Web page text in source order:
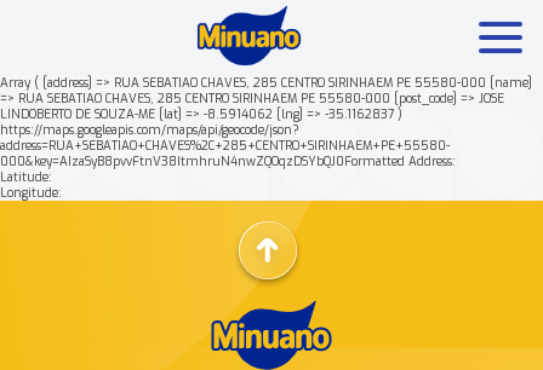
Array ( [address] => RUA SEBATIAO CHAVES, 285 CENTRO SIRINHAEM PE 55580-000 [name]
=> RUA SEBATIAO CHAVES, 285 CENTRO SIRINHAEM PE 55580-000 [post_code] => JOSE
LINDOBERTO DE SOUZA-ME [lat] => -8.5914062 [lng] => -35.1162837 )
https://maps.googleapis.com/maps/api/geocode/json?
address=RUA+SEBATIAO+CHAVES%2C+285+CENTRO+SIRINHAEM+PE+55580-
000&key=AIzaSyB8pvvFtnV38ItmhruN4nwZQOqzDSYbQJ0Formatted Address:
Latitude:
Longitude:
Mais buscados: Produtos Minuano Rende +
Nossa história